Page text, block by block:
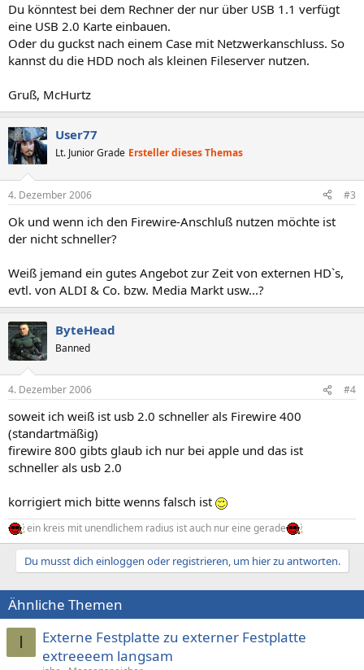
Du könntest bei dem Rechner der nur über USB 1.1 verfügt
eine USB 2.0 Karte einbauen.
Oder du guckst nach einem Case mit Netzwerkanschluss. So
kannst du die HDD noch als kleinen Fileserver nutzen.
Gruß, McHurtz
User77
Lt. Junior Grade Ersteller dieses Themas
4. Dezember 2006 #3
Ok und wenn ich den Firewire-Anschluß nutzen möchte ist
der nicht schneller?
Weiß jemand ein gutes Angebot zur Zeit von externen HD`s,
evtl. von ALDI & Co. bzw. Media Markt usw...?
ByteHead
Banned
4. Dezember 2006 #4
soweit ich weiß ist usb 2.0 schneller als Firewire 400
(standartmäßig)
firewire 800 gibts glaub ich nur bei apple und das ist
schneller als usb 2.0
korrigiert mich bitte wenns falsch ist
ein kreis mit unendlichem radius ist auch nur eine gerade
Du musst dich einloggen oder registrieren, um hier zu antworten.
Ähnliche Themen
I
Externe Festplatte zu externer Festplatte
extreeeem langsam